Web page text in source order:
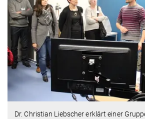
Dr. Christian Liebscher erklärt einer